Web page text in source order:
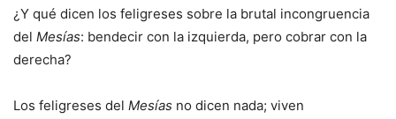
¿Y qué dicen los feligreses sobre la brutal incongruencia
del Mesías: bendecir con la izquierda, pero cobrar con la
derecha?
Los feligreses del Mesías no dicen nada; viven